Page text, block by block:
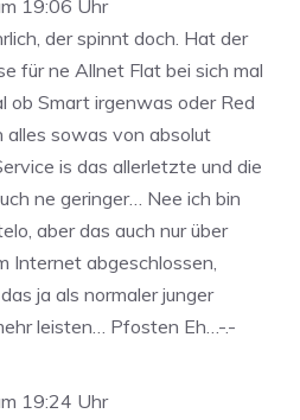
19:06 Uhr
der spinnt doch. Hat der
für ne Allnet Flat bei sich mal
ob Smart irgenwas oder Red
alles sowas von absolut
is das allerletzte und die
ne geringer… Nee ich bin
aber das auch nur über
Internet abgeschlossen,
ja als normaler junger
leisten… Pfosten Eh…-.-
19:24 Uhr